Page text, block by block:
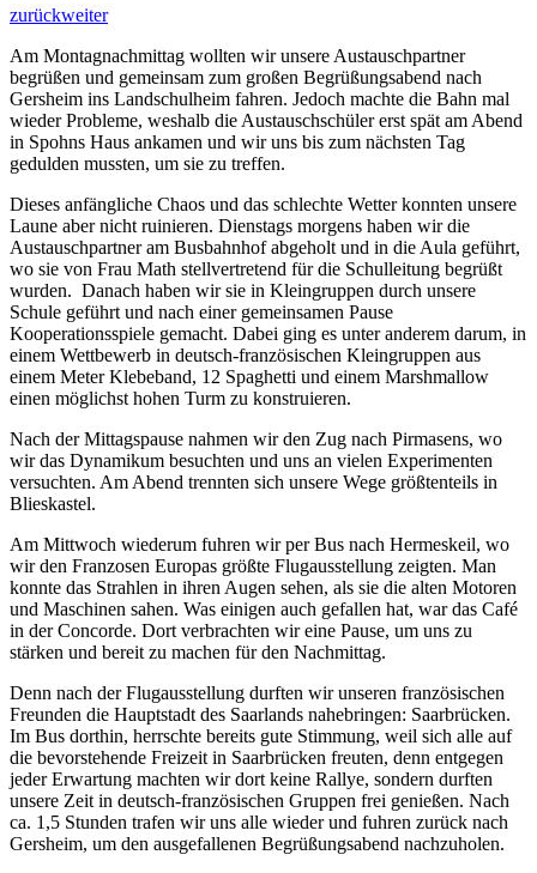
zurückweiter
Am Montagnachmittag wollten wir unsere Austauschpartner
begrüßen und gemeinsam zum großen Begrüßungsabend nach
Gersheim ins Landschulheim fahren. Jedoch machte die Bahn mal
wieder Probleme, weshalb die Austauschschüler erst spät am Abend
in Spohns Haus ankamen und wir uns bis zum nächsten Tag
gedulden mussten, um sie zu treffen.
Dieses anfängliche Chaos und das schlechte Wetter konnten unsere
Laune aber nicht ruinieren. Dienstags morgens haben wir die
Austauschpartner am Busbahnhof abgeholt und in die Aula geführt,
wo sie von Frau Math stellvertretend für die Schulleitung begrüßt
wurden. Danach haben wir sie in Kleingruppen durch unsere
Schule geführt und nach einer gemeinsamen Pause
Kooperationsspiele gemacht. Dabei ging es unter anderem darum, in
einem Wettbewerb in deutsch-französischen Kleingruppen aus
einem Meter Klebeband, 12 Spaghetti und einem Marshmallow
einen möglichst hohen Turm zu konstruieren.
Nach der Mittagspause nahmen wir den Zug nach Pirmasens, wo
wir das Dynamikum besuchten und uns an vielen Experimenten
versuchten. Am Abend trennten sich unsere Wege größtenteils in
Blieskastel.
Am Mittwoch wiederum fuhren wir per Bus nach Hermeskeil, wo
wir den Franzosen Europas größte Flugausstellung zeigten. Man
konnte das Strahlen in ihren Augen sehen, als sie die alten Motoren
und Maschinen sahen. Was einigen auch gefallen hat, war das Café
in der Concorde. Dort verbrachten wir eine Pause, um uns zu
stärken und bereit zu machen für den Nachmittag.
Denn nach der Flugausstellung durften wir unseren französischen
Freunden die Hauptstadt des Saarlands nahebringen: Saarbrücken.
Im Bus dorthin, herrschte bereits gute Stimmung, weil sich alle auf
die bevorstehende Freizeit in Saarbrücken freuten, denn entgegen
jeder Erwartung machten wir dort keine Rallye, sondern durften
unsere Zeit in deutsch-französischen Gruppen frei genießen. Nach
ca. 1,5 Stunden trafen wir uns alle wieder und fuhren zurück nach
Gersheim, um den ausgefallenen Begrüßungsabend nachzuholen.